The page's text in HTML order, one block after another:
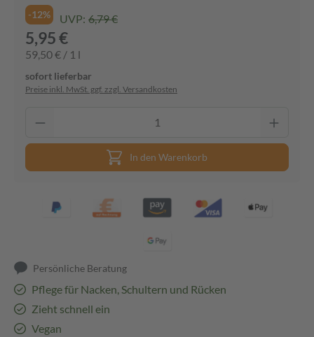
-12% UVP: 6,79 €
5,95 €
59,50 € / 1 l
sofort lieferbar
Preise inkl. MwSt. ggf. zzgl. Versandkosten
In den Warenkorb
Persönliche Beratung
Pflege für Nacken, Schultern und Rücken
Zieht schnell ein
Vegan